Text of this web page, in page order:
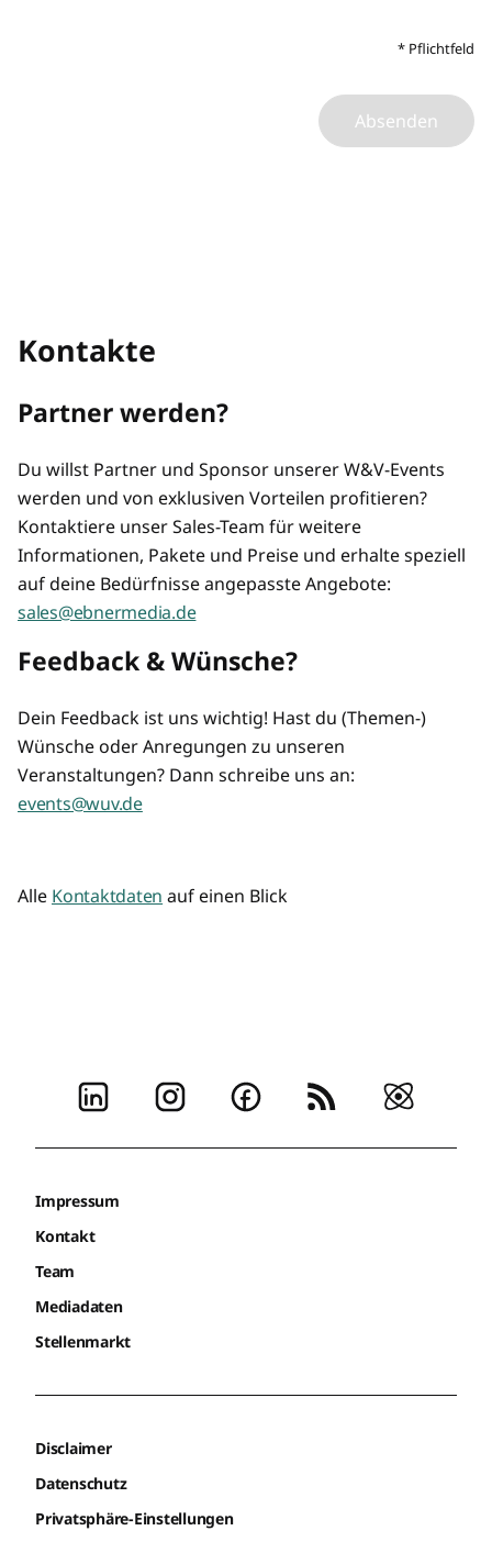
* Pflichtfeld
Absenden
Kontakte
Partner werden?
Du willst Partner und Sponsor unserer W&V-Events
werden und von exklusiven Vorteilen profitieren?
Kontaktiere unser Sales-Team für weitere
Informationen, Pakete und Preise und erhalte speziell
auf deine Bedürfnisse angepasste Angebote:
sales@ebnermedia.de
Feedback & Wünsche?
Dein Feedback ist uns wichtig! Hast du (Themen-)
Wünsche oder Anregungen zu unseren
Veranstaltungen? Dann schreibe uns an:
events@wuv.de
Alle Kontaktdaten auf einen Blick
Impressum
Kontakt
Team
Mediadaten
Stellenmarkt
Disclaimer
Datenschutz
Privatsphäre-Einstellungen